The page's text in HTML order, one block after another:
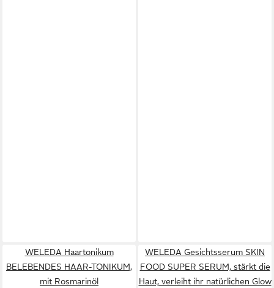
WELEDA Haartonikum
BELEBENDES HAAR-TONIKUM,
mit Rosmarinöl
WELEDA Gesichtsserum SKIN
FOOD SUPER SERUM, stärkt die
Haut, verleiht ihr natürlichen Glow